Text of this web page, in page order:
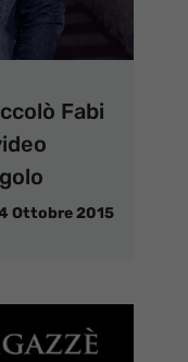
Fabi
Ottobre 2015